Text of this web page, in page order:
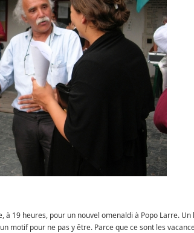
à 19 heures, pour un nouvel omenaldi à Popo Larre.
motif pour ne pas y être. Parce que ce sont les